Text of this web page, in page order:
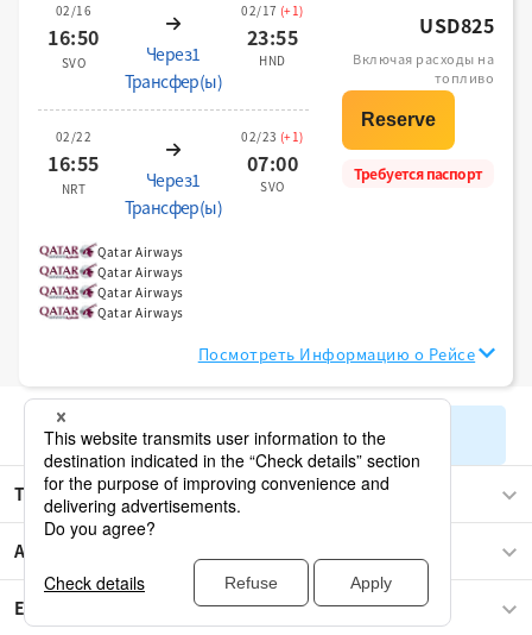
02/16
16:50
SVO
Через1
Трансфер(ы)
02/17 (+1)
23:55
HND
02/22
16:55
NRT
Через1
Трансфер(ы)
02/23 (+1)
07:00
SVO
USD825
Включая расходы на
топливо
Требуется паспорт
Qatar Airways
Qatar Airways
Qatar Airways
Qatar Airways
Посмотреть Информацию о Рейсе
Показать остальные результаты поиска
Токио
Азия
Европа